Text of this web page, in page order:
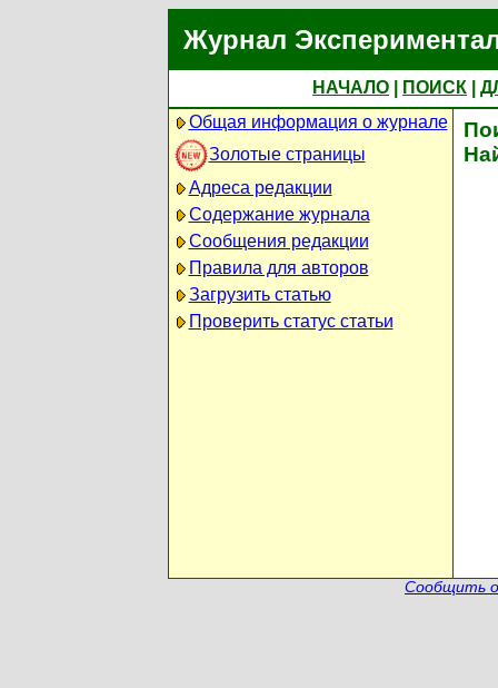
Журнал
НАЧАЛО ПОИСК
Общая информация о журнале
Золотые страницы
Адреса редакции
Содержание журнала
Сообщения редакции
Правила для авторов
Загрузить статью
Проверить статус статьи
Сообщить о